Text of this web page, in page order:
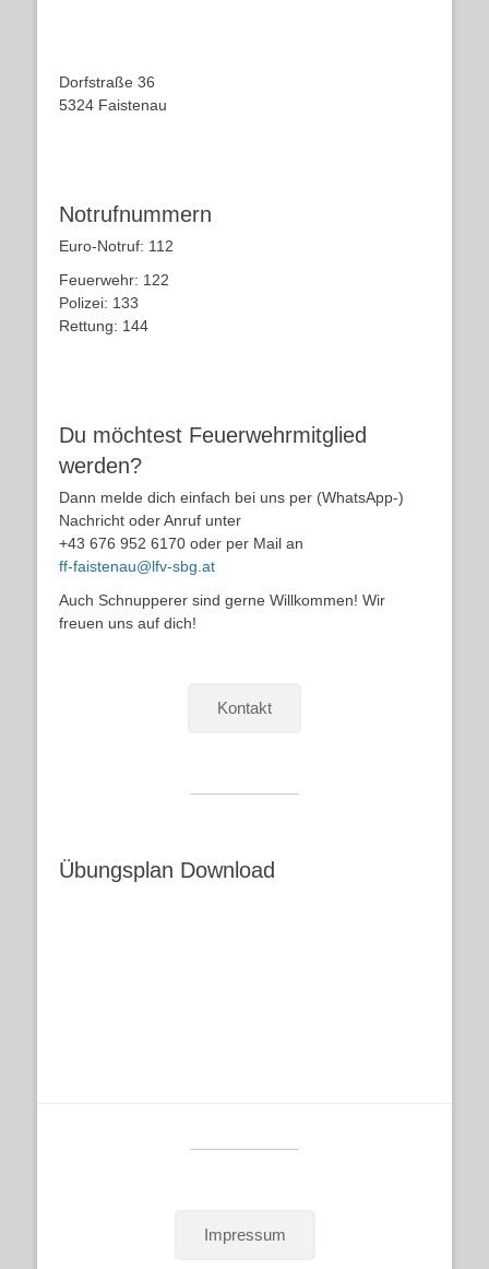
Dorfstraße 36
5324 Faistenau
Notrufnummern
Euro-Notruf: 112
Feuerwehr: 122
Polizei: 133
Rettung: 144
Du möchtest Feuerwehrmitglied
werden?
Dann melde dich einfach bei uns per (WhatsApp-)
Nachricht oder Anruf unter
+43 676 952 6170 oder per Mail an
ff-faistenau@lfv-sbg.at
Auch Schnupperer sind gerne Willkommen! Wir
freuen uns auf dich!
Kontakt
Übungsplan Download
Impressum